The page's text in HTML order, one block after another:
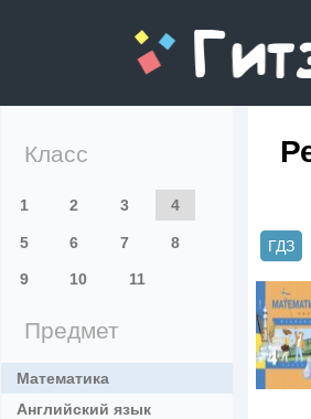
gitem.me
Класс
1 2 3 4
5 6 7 8
9 10 11
Предмет
Математика
Английский язык
ГДЗ